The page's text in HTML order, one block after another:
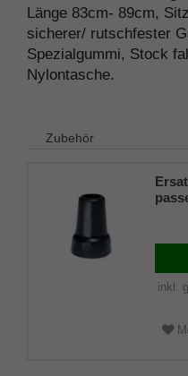
Länge 83cm- 89cm,
sicherer/ rutschfester
Spezialgummi, Stock
Nylontasche.
Zubehör
inkl.